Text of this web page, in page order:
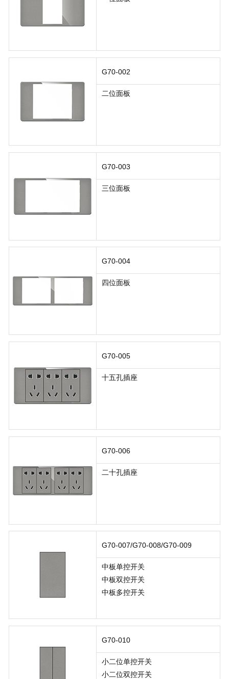
G70-002
二位面板
G70-003
三位面板
G70-004
四位面板
G70-005
十五孔插座
G70-006
二十孔插座
G70-007/G70-008/G70-009
中板单控开关
中板双控开关
中板多控开关
G70-010
小二位单控开关
小二位双控开关